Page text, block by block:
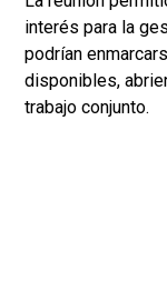
interés para la
podrían
disponibles,
trabajo conjunto.